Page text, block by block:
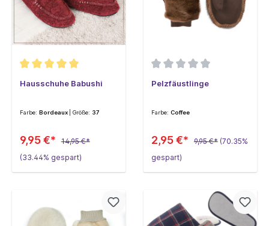
Hausschuhe Babushi
Farbe: Bordeaux | Größe: 37
9,95 €*
14,95 €*
(33.44% gespart)
Pelzfäustlinge
Farbe: Coffee
2,95 €* 9,95 €* (70.35%
gespart)